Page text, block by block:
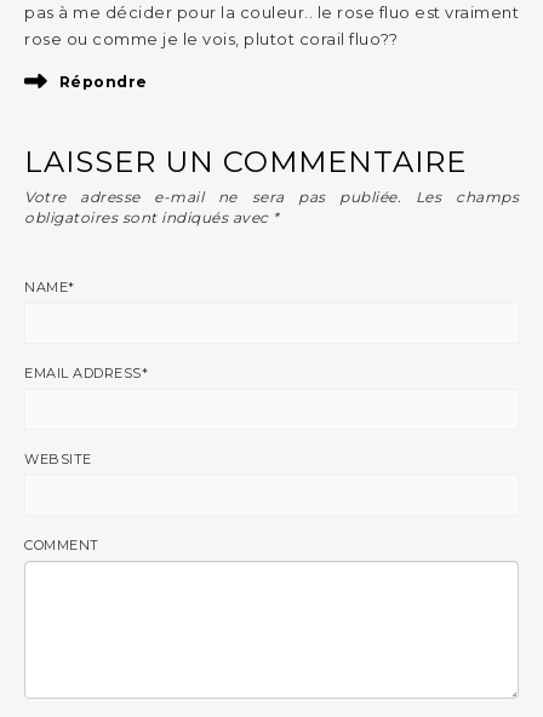
pas à me décider pour la couleur.. le rose fluo est vraiment
rose ou comme je le vois, plutot corail fluo??
Répondre
LAISSER UN COMMENTAIRE
Votre adresse e-mail ne sera pas publiée.
Les champs
obligatoires sont indiqués avec *
NAME*
EMAIL ADDRESS*
WEBSITE
COMMENT